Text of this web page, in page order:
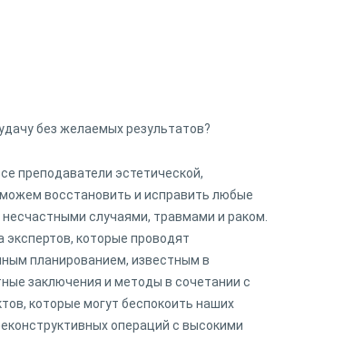
без желаемых результатов?
преподаватели эстетической,
восстановить и исправить любые
случаями, травмами и раком.
которые проводят
планированием, известным в
заключения и методы в сочетании с
которые могут беспокоить наших
операций с высокими